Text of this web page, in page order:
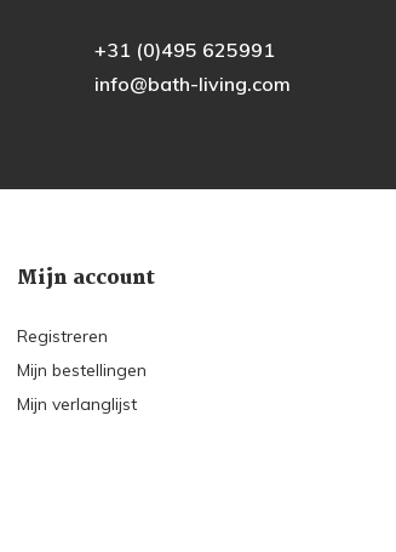
+31 (0)495 625991
info@bath-living.com
Mijn account
Registreren
Mijn bestellingen
Mijn verlanglijst